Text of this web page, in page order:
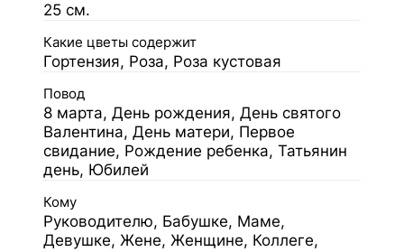
25 см.
Какие цветы содержит
Гортензия, Роза, Роза кустовая
Повод
8 марта, День рождения, День святого
Валентина, День матери, Первое
свидание, Рождение ребенка, Татьянин
день, Юбилей
Кому
Руководителю, Бабушке, Маме,
Девушке, Жене, Женщине, Коллеге,